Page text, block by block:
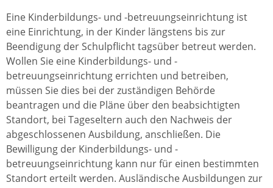
Eine Kinderbildungs- und -betreuungseinrichtung ist
eine Einrichtung, in der Kinder längstens bis zur
Beendigung der Schulpflicht tagsüber betreut werden.
Wollen Sie eine Kinderbildungs- und -
betreuungseinrichtung errichten und betreiben,
müssen Sie dies bei der zuständigen Behörde
beantragen und die Pläne über den beabsichtigten
Standort, bei Tageseltern auch den Nachweis der
abgeschlossenen Ausbildung, anschließen. Die
Bewilligung der Kinderbildungs- und -
betreuungseinrichtung kann nur für einen bestimmten
Standort erteilt werden. Ausländische Ausbildungen zur